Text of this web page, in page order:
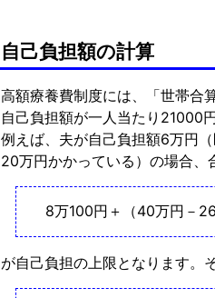
自己負担額の計算
高額療養費制度には、「世帯合
自己負担額が一人当たり21000
例えば、夫が自己負担額6万円
20万円かかっている）の場合、
8万100円＋（40万円－
が自己負担の上限となります。